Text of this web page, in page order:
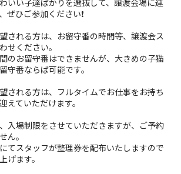
ぜひご参加ください❗️
される方は、お留守番の時間等、譲渡会ス
せください。
のお留守番はできませんが、大きめの子猫
守番ならば可能です。
される方は、フルタイムでお仕事をお持ち
えていただけます。
入場制限をさせていただきますが、ご予約
ん。
てスタッフが整理券を配布いたしますので
げます。